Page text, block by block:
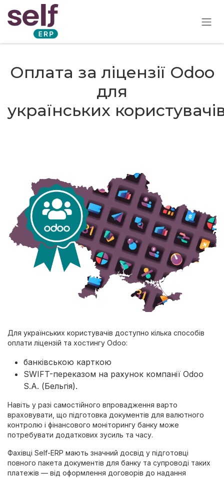
Skip to Content
Оплата за ліцензії Odoo
для
українських
Для українських користувачів доступно кілька способів
оплати ліцензій та хостингу Odoo:
банківською карткою
SWIFT-переказом на рахунок компанії Odoo
S.A. (Бельгія).
Навіть у разі самостійного впровадження варто
враховувати, що підготовка документів для валютного
контролю і фінансового моніторингу банку може
потребувати додаткових зусиль та часу.
Фахівці Self-ERP мають значний досвід у підготовці
повного пакета документів для банку та супроводі таких
платежів — від оформлення договорів до надання